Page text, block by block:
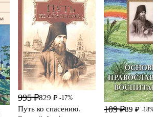
995 ₽829 ₽ -17%
Путь ко спасению. 109 ₽89 ₽ -18%